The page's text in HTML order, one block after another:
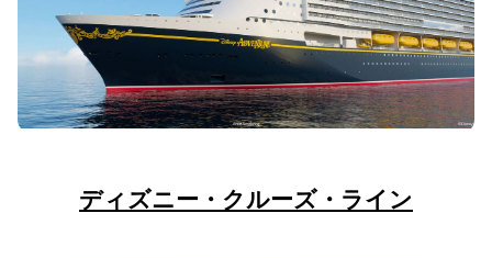
ディズニー・クルーズ・ライン